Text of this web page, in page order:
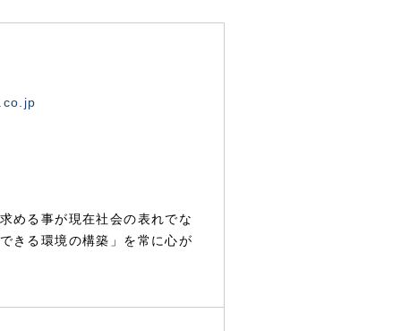
める事が現在社会の表れでな
きる環境の構築」を常に心が